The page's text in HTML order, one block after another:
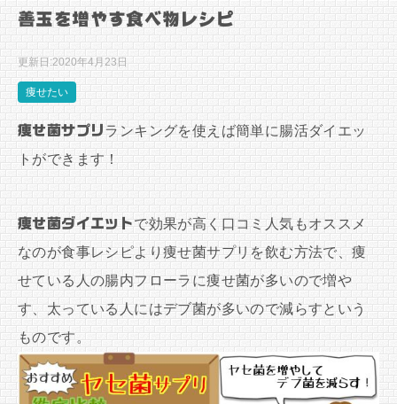
善玉を増やす食べ物レシピ
更新日:2020年4月23日
痩せたい
痩せ菌サプリランキングを使えば簡単に腸活ダイエッ
トができます！
痩せ菌ダイエットで効果が高く口コミ人気もオススメ
なのが食事レシピより痩せ菌サプリを飲む方法で、痩
せている人の腸内フローラに痩せ菌が多いので増や
す、太っている人にはデブ菌が多いので減らすという
ものです。